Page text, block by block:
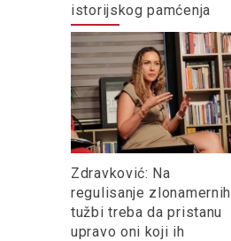
istorijskog pamćenja
Zdravković: Na
regulisanje zlonamernih
tužbi treba da pristanu
upravo oni koji ih